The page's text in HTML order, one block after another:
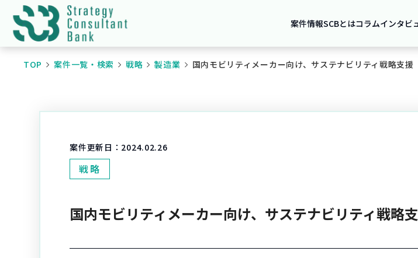
案件情報SCBとはコラムインタビ
TOP 案件一覧・検索 戦略 製造業 国内モビリティメーカー向け、サステナビリティ戦略支援
案件更新日： 2024.02.26
戦略
国内モビリティメーカー向け、サステナビリティ戦略